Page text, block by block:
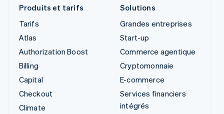
Produits et tarifs
Tarifs
Atlas
Authorization Boost
Billing
Capital
Checkout
Climate
Solutions
Grandes entreprises
Start-up
Commerce agentique
Cryptomonnaie
E-commerce
Services financiers
intégrés